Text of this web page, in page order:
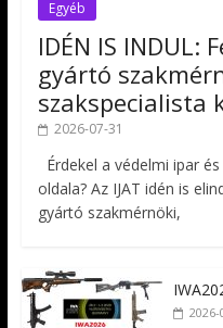
Egyéb
IDÉN IS INDUL:
gyártó
szakspecialista
2026-07-31
Érdekel a védelmi ipar
oldala? Az IJAT idén is
gyártó szakmérnöki,
2026-